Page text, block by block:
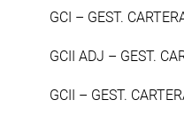
GCI – GEST.
GCII ADJ – GEST.
GCII – GEST.